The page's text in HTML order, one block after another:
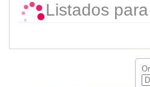
Listados